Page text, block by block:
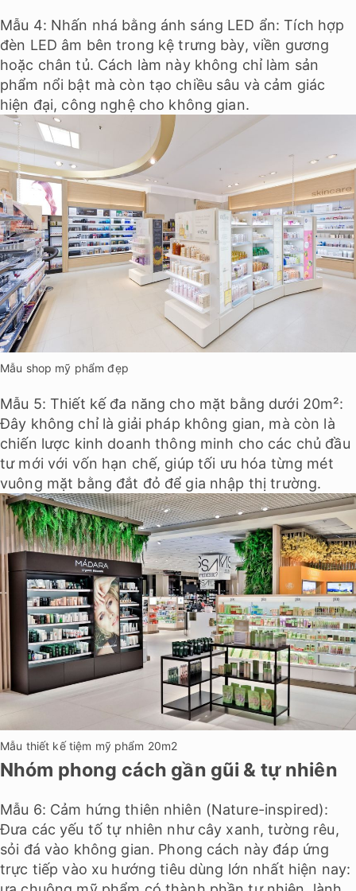
Mẫu 4: Nhấn nhá bằng ánh sáng LED ẩn: Tích hợp
đèn LED âm bên trong kệ trưng bày, viền gương
hoặc chân tủ. Cách làm này không chỉ làm sản
phẩm nổi bật mà còn tạo chiều sâu và cảm giác
hiện đại, công nghệ cho không gian.
Mẫu shop mỹ phẩm đẹp
Mẫu 5: Thiết kế đa năng cho mặt bằng dưới 20m²:
Đây không chỉ là giải pháp không gian, mà còn là
chiến lược kinh doanh thông minh cho các chủ đầu
tư mới với vốn hạn chế, giúp tối ưu hóa từng mét
vuông mặt bằng đắt đỏ để gia nhập thị trường.
Mẫu thiết kế tiệm mỹ phẩm 20m2
Nhóm phong cách gần gũi & tự nhiên
Mẫu 6: Cảm hứng thiên nhiên (Nature-inspired):
Đưa các yếu tố tự nhiên như cây xanh, tường rêu,
sỏi đá vào không gian. Phong cách này đáp ứng
trực tiếp vào xu hướng tiêu dùng lớn nhất hiện nay: